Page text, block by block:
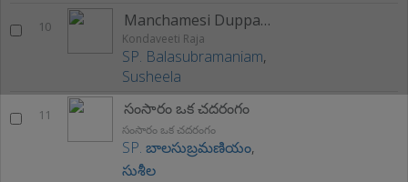
10 Manchamesi Duppatesi
Kondaveeti Raja
SP. Balasubramaniam,
Susheela
11 సంసారం ఒక చదరంగం
సంసారం ఒక చదరంగం
SP. బాలసుబ్రమణియం,
సుశీల